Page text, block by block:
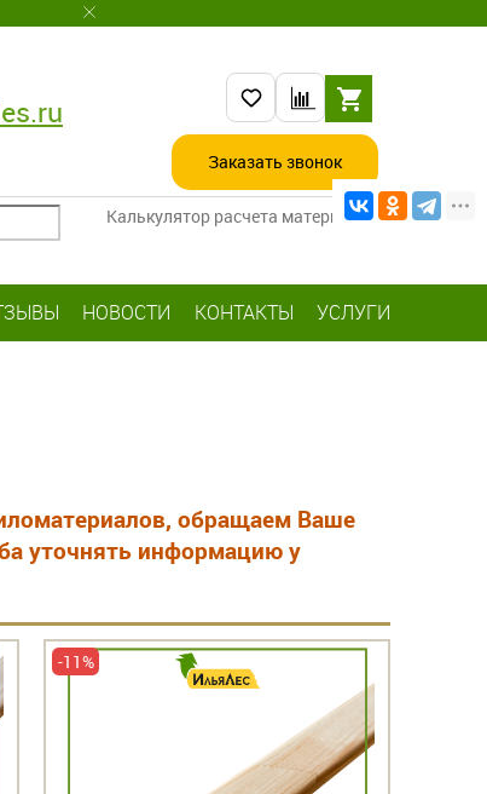
Заказать звонок
Калькулятор расчета материалов
НОВОСТИ КОНТАКТЫ УСЛУГИ
обращаем Ваше
уточнять информацию у
-11%